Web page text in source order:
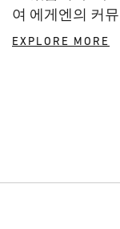
여 에게엔의 커
EXPLORE MORE